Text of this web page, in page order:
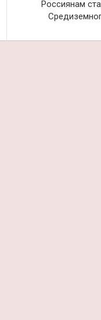
Россиянам